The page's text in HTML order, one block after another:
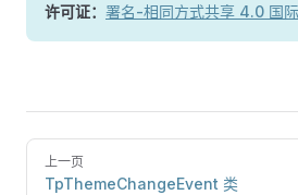
许可证： 署名-相同方式共享 4.0 国
上一页
TpThemeChangeEvent 类